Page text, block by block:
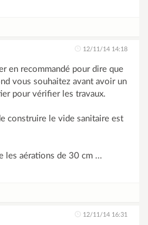
12/11/14 14:18
en recommandé pour dire que
vous souhaitez avant avoir un
pour vérifier les travaux.
construire le vide sanitaire est
les aérations de 30 cm ...
12/11/14 16:31